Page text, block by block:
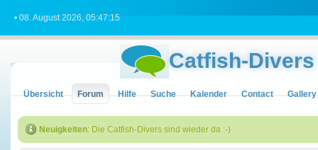
• 08. August 2026, 05:47:15
Catfish-Divers
Übersicht Forum Hilfe Suche Kalender Contact Gallery
Neuigkeiten: Die Catfish-Divers sind wieder da :-)